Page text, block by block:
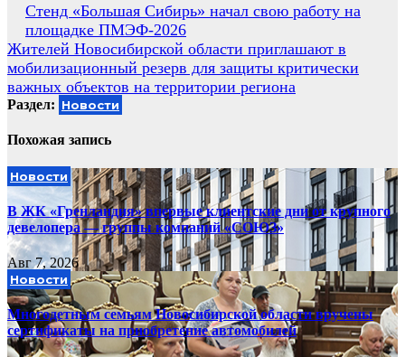
Навигация
по
записям
Стенд «Большая Сибирь» начал свою работу на
площадке ПМЭФ-2026
Жителей Новосибирской области приглашают в
мобилизационный резерв для защиты критически
важных объектов на территории региона
Раздел: Новости
Похожая запись
Новости
В ЖК «Гренландия» впервые клиентские дни от крупного
девелопера — группы компаний «СОЮЗ»
Авг 7, 2026
Новости
Многодетным семьям Новосибирской области вручены
сертификаты на приобретение автомобилей